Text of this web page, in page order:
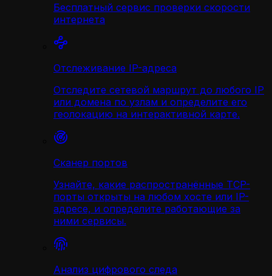
Бесплатный сервис проверки скорости
интернета
Отслеживание IP-адреса
Отследите сетевой маршрут до любого IP
или домена по узлам и определите его
геолокацию на интерактивной карте.
Сканер портов
Узнайте, какие распространённые TCP-
порты открыты на любом хосте или IP-
адресе, и определите работающие за
ними сервисы.
Анализ цифрового следа